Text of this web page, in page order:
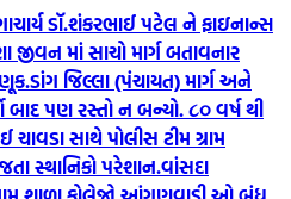
ડૉ.શંકરભાઈ પટેલ ને ફાઇનાન્સ
માં સાચો માર્ગ બતાવનાર
ડાંગ જિલ્લા (પંચાયત) માર્ગ અને
બાદ પણ રસ્તો ન બન્યો. ૮૦‌ વર્ષ થી
સાથે પોલીસ ટીમ ગ્રામ
સ્થાનિકો પરેશાન.વાંસદા